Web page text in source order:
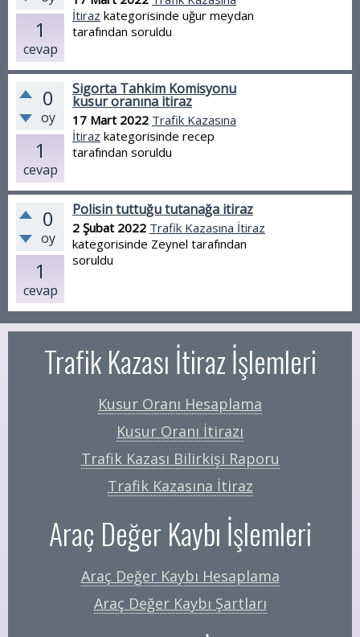
1
cevap
İtiraz kategorisinde uğur meydan
tarafından soruldu
0
oy
1
cevap
Sigorta Tahkim Komisyonu
kusur oranına itiraz
17 Mart 2022 Trafik Kazasına
İtiraz kategorisinde recep
tarafından soruldu
0
oy
1
cevap
Polisin tuttuğu tutanağa itiraz
2 Şubat 2022 Trafik Kazasına İtiraz
kategorisinde Zeynel tarafından
soruldu
Trafik Kazası İtiraz İşlemleri
Kusur Oranı Hesaplama
Kusur Oranı İtirazı
Trafik Kazası Bilirkişi Raporu
Trafik Kazasına İtiraz
Araç Değer Kaybı İşlemleri
Araç Değer Kaybı Hesaplama
Araç Değer Kaybı Şartları